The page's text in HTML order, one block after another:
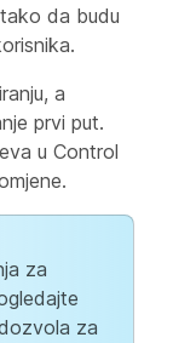
da budu
a
prvi put.
u Control
za
za